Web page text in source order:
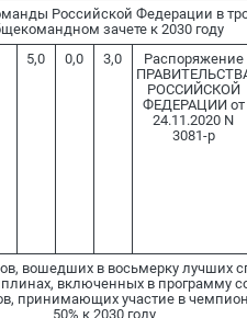
Российской Федерации в
зачете к 2030 году
5,0 0,0 3,0
Распоряжение
РОССИЙСКОЙ
ФЕДЕРАЦИИ от
24.11.2020 N
3081-р
вошедших в восьмерку лучших
включенных в программу
принимающих участие в
50% к 2030 году